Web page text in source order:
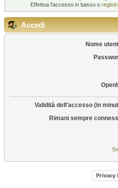
Effettua l'accesso in basso o
Accedi
Nome
Validità dell'accesso (in
Rimani sempre
Privacy